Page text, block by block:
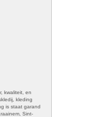
kwaliteit, en
kleding
is staat garand
Sint-